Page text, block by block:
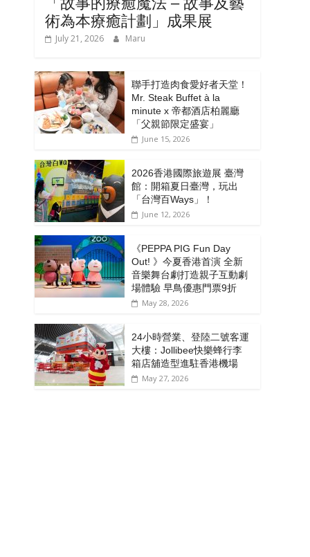
術為本療癒計劃」成果展
July 21, 2026 Maru
聯手打造肉食愛好者天堂！
Mr. Steak Buffet à la
minute x 帝都酒店柏麗廳
「⽗親節限定盛宴」
June 15, 2026
2026香港國際旅遊展 臺灣
館：開箱夏日臺灣，玩出
「台灣百Ways」！
June 12, 2026
《PEPPA PIG Fun Day
Out! 》今夏香港首演 全新
音樂舞台劇打造親子互動劇
場體驗 早鳥優惠門票9折
May 28, 2026
24小時營業、登陸二號客運
大樓：Jollibee快樂蜂行李
箱店舖造型進駐香港機場
May 27, 2026